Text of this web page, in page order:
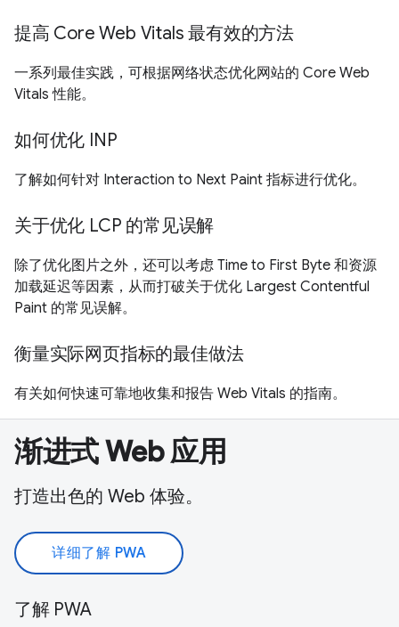
提高 Core Web Vitals 最有效的方法
一系列最佳实践，可根据网络状态优化网站的 Core Web
Vitals 性能。
如何优化 INP
了解如何针对 Interaction to Next Paint 指标进行优化。
关于优化 LCP 的常见误解
除了优化图片之外，还可以考虑 Time to First Byte 和资源
加载延迟等因素，从而打破关于优化 Largest Contentful
Paint 的常见误解。
衡量实际网页指标的最佳做法
有关如何快速可靠地收集和报告 Web Vitals 的指南。
渐进式 Web 应用
打造出色的 Web 体验。
详细了解 PWA
了解 PWA